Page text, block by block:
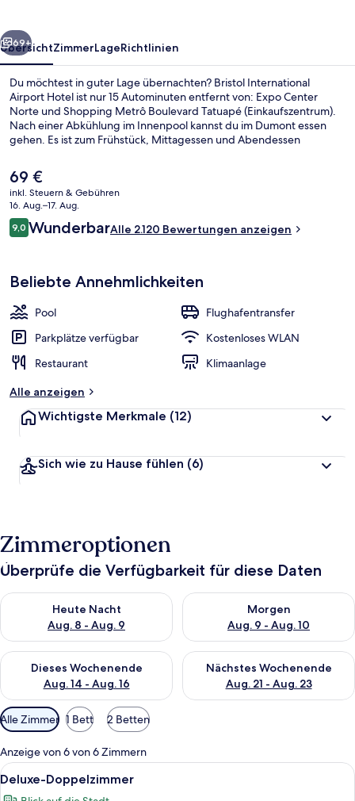
Weiter
69+
ÜbersichtZimmerLageRichtlinien
Du möchtest in guter Lage übernachten? Bristol International
Airport Hotel ist nur 15 Autominuten entfernt von: Expo Center
Norte und Shopping Metrô Boulevard Tatuapé (Einkaufszentrum).
Nach einer Abkühlung im Innenpool kannst du im Dumont essen
gehen. Es ist zum Frühstück, Mittagessen und Abendessen
gehören ebenfalls zum Angebot. Anderen Reisenden gefallen das
hilfsbereite Personal und das Frühstück.
Der
aktuelle
Preis
beträgt
69 €.
69 €
inkl. Steuern & Gebühren
16. Aug.–17. Aug.
Bewertungen
9,09,0 von 10.
WunderbarAlle 2.120 Bewertungen anzeigen
Beliebte Annehmlichkeiten
Pool
Flughafentransfer
Parkplätze verfügbar
Kostenloses WLAN
Restaurant
Klimaanlage
Alle anzeigen
Wichtigste Merkmale (12)
Sich wie zu Hause fühlen (6)
Zimmeroptionen
Überprüfe die Verfügbarkeit für diese Daten
Heute Nacht
Aug. 8 - Aug. 9
Überprüfe die Verfügbarkeit für heute Nacht, Aug. 8 - Aug. 9.
Morgen
Aug. 9 - Aug. 10
Überprüfe die Verfügbarkeit
Dieses Wochenende
Aug. 14 - Aug. 16
Überprüfe die Verfügbarkeit für dieses Wochenende, Aug. 14
Nächstes Wochenende
Aug. 21 - Aug. 23
Überprüfe die Verfügbarkeit
Verfügbare
Filter
für
Zimmer
Alle Zimmer 1 Bett 2 Betten
Anzeige von 6 von 6 Zimmern
Alle
Fotos
Ein Hotelzimmer mit einem Bett,
8
Deluxe-Doppelzimmer